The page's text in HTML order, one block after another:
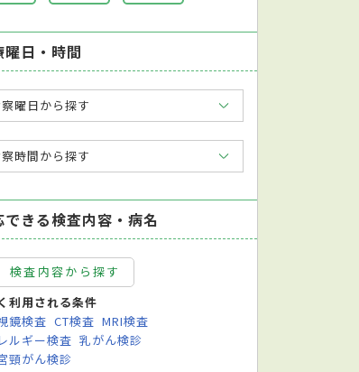
曜日・時間
曜日から探す
時間から探す
できる検査内容・病名
検査内容から探す
利用される条件
鏡検査 CT検査 MRI検査
ルギー検査 乳がん検診
頸がん検診